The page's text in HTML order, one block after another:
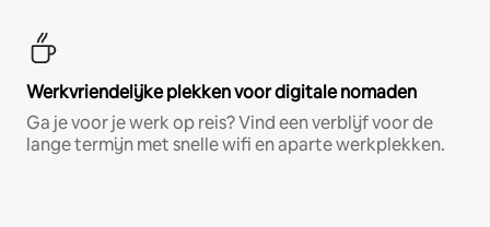
Werkvriendelijke plekken voor digitale nomaden
Ga je voor je werk op reis? Vind een verblijf voor de
lange termijn met snelle wifi en aparte werkplekken.